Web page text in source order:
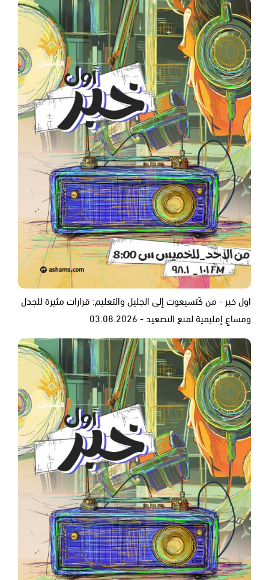
اول خبر - من كَتسيعوت إلى الجليل والتعليم: قرارات مثيرة للجدل
ومساعٍ إقليمية لمنع التصعيد - 03.08.2026